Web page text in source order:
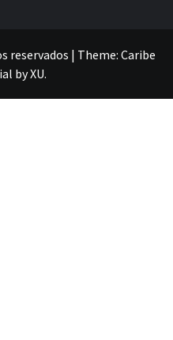
reservados | Theme: Caribe
byXU.